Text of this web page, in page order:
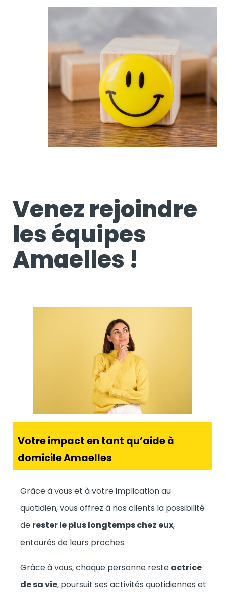
Venez rejoindre
les équipes
Amaelles !
Votre impact en tant qu’aide à
domicile Amaelles
Grâce à vous et à votre implication au
quotidien, vous offrez à nos clients la possibilité
de rester le plus longtemps chez eux,
entourés de leurs proches.
Grâce à vous, chaque personne reste actrice
de sa vie, poursuit ses activités quotidiennes et